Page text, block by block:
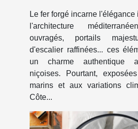
Le fer forgé incarne
l'architecture
ouvragés, portails
d'escalier raffinées... ces
un charme authentique
niçoises. Pourtant,
marins et aux variations
Côte...